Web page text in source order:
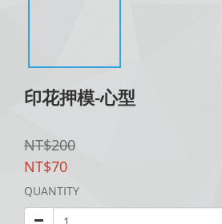
印花押模-心型
NT$200
NT$70
QUANTITY